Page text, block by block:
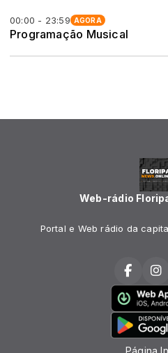
00:00 - 23:59 AGORA
Programação Musical
Web-rádio
Portal e Web rádio da